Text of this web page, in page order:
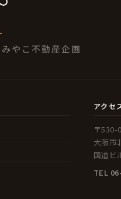
やこ不動産企画
アクセ
〒530-
大阪市
国道ビ
TEL